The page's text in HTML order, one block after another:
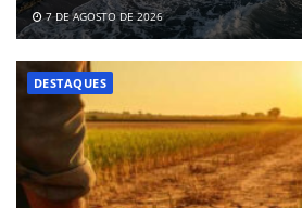
7 DE AGOSTO DE 2026
DESTAQUES